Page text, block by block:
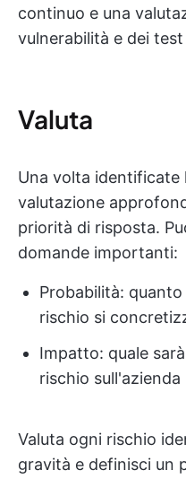
continuo e una
vulnerabilità e dei
Valuta
Una volta identificate
valutazione
priorità di risposta.
domande importanti:
Probabilità:
rischio si
Impatto: quale
rischio
Valuta ogni rischio
gravità e definisci un